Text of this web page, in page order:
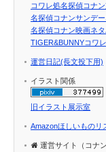
コワレ処名探偵コナ
名探偵コナンサンデ
名探偵コナン映画ネ
TIGER&BUNNYコワ
運営日記(長文投下用)
イラスト関係
旧イラスト展示室
Amazonほしいものリ
運営サイト（コナ